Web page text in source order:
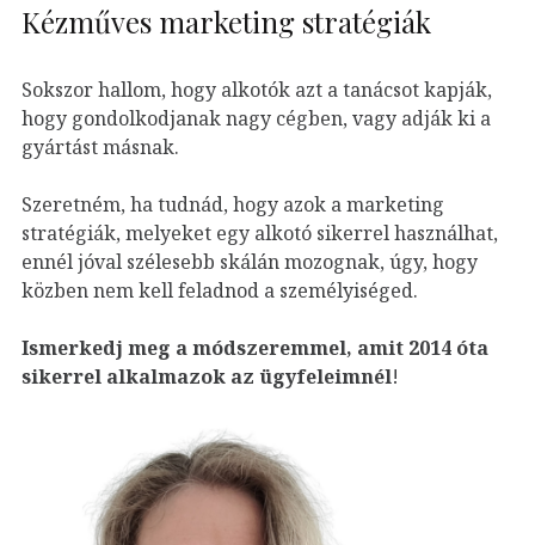
Kézműves marketing stratégiák
Sokszor hallom, hogy alkotók azt a tanácsot kapják,
hogy gondolkodjanak nagy cégben, vagy adják ki a
gyártást másnak.
Szeretném, ha tudnád, hogy azok a marketing
stratégiák, melyeket egy alkotó sikerrel használhat,
ennél jóval szélesebb skálán mozognak, úgy, hogy
közben nem kell feladnod a személyiséged.
Ismerkedj meg a módszeremmel, amit 2014 óta
sikerrel alkalmazok az ügyfeleimnél!